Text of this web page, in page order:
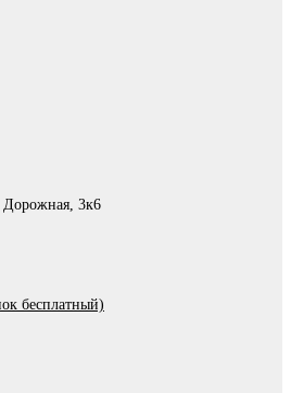
Дорожная, 3к6
бесплатный)